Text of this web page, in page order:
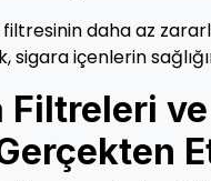
filtresinin daha az
sigara içenlerin
ve